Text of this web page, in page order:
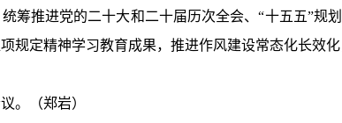
筹推进党的二十大和二十届历次全会、“十五五”规
规定精神学习教育成果，推进作风建设常态化长效
。（郑岩）